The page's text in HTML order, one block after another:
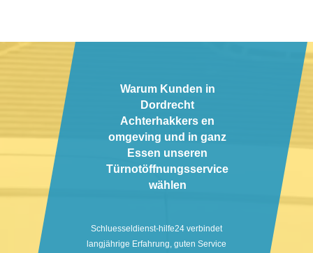
Warum Kunden in
Dordrecht
Achterhakkers en
omgeving und in ganz
Essen unseren
Türnotöffnungsservice
wählen
Schluesseldienst-hilfe24 verbindet
langjährige Erfahrung, guten Service